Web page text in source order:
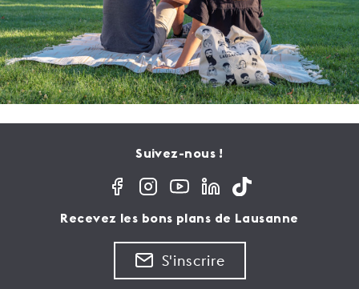
Suivez-nous !
Recevez les bons plans de Lausanne
S'inscrire